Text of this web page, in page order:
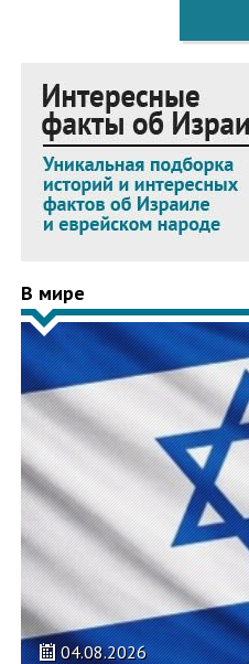
В мире
04.08.2026